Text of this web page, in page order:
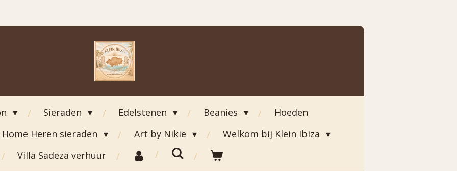
Sieraden Edelstenen Beanies
Hoeden
Home Heren sieraden Art by Nikie
Welkom bij Klein Ibiza
Villa Sadeza verhuur